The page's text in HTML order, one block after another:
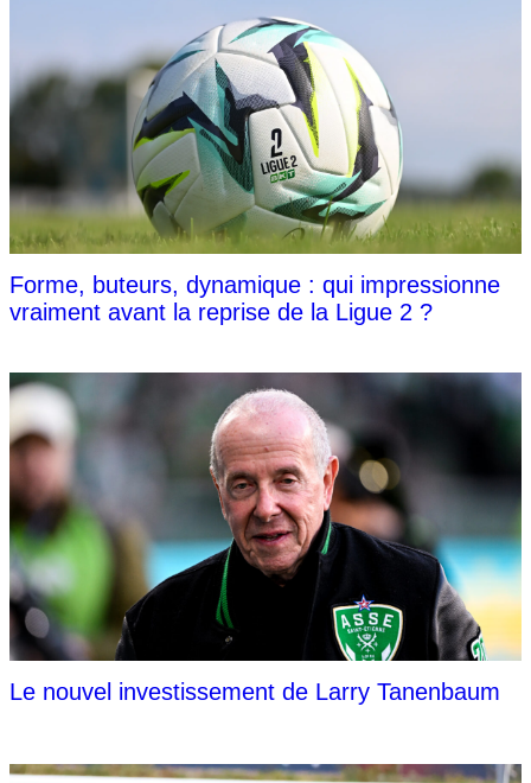
Forme, buteurs, dynamique : qui impressionne
vraiment avant la reprise de la Ligue 2 ?
Le nouvel investissement de Larry Tanenbaum